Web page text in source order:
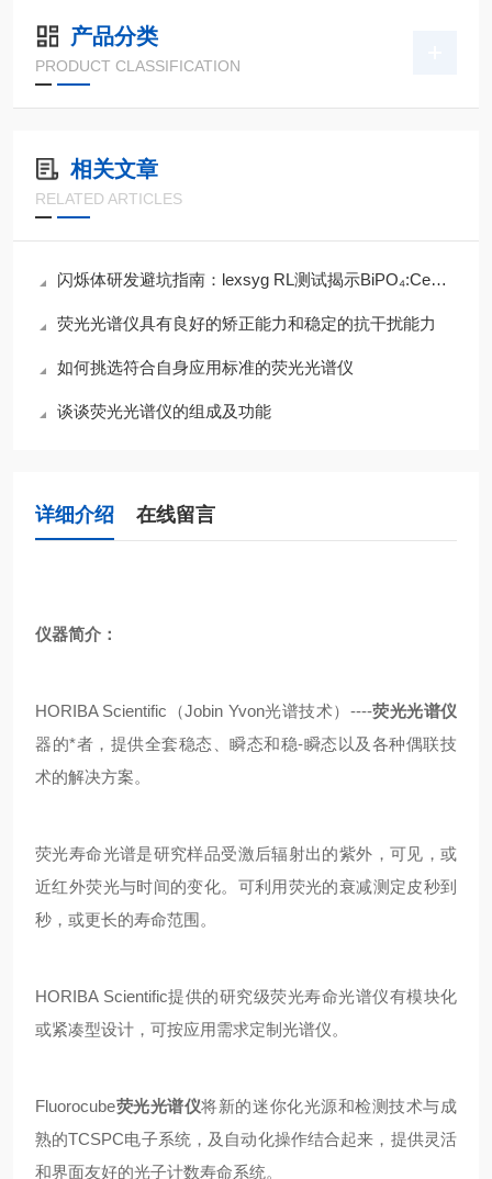
产品分类
PRODUCT CLASSIFICATION
相关文章
RELATED ARTICLES
闪烁体研发避坑指南：lexsyg RL测试揭示BiPO₄:Ce的致命缺陷
荧光光谱仪具有良好的矫正能力和稳定的抗干扰能力
如何挑选符合自身应用标准的荧光光谱仪
谈谈荧光光谱仪的组成及功能
详细介绍 在线留言
仪器简介：
HORIBA Scientific（Jobin Yvon光谱技术）----荧光光谱仪
器的*者 ，提供全套稳态、瞬态和稳-瞬态以及各种偶联技
术的解决方案。
荧光寿命光谱是研究样品受激后辐射出的紫外，可见，或
近红外荧光与时间的变化。可利用荧光的衰减测定皮秒到
秒，或更长的寿命范围。
HORIBA Scientific提供的研究级荧光寿命光谱仪有模块化
或紧凑型设计，可按应用需求定制光谱仪。
Fluorocube荧光光谱仪将新的迷你化光源和检测技术与成
熟的TCSPC电子系统，及自动化操作结合起来，提供灵活
和界面友好的光子计数寿命系统。